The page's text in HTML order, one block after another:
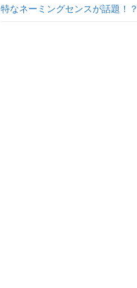
特なネーミングセンスが話題！？